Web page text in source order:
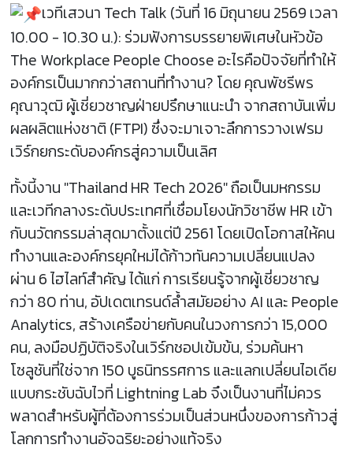
เวทีเสวนา Tech Talk (วันที่ 16 มิถุนายน 2569 เวลา
10.00 - 10.30 น.): ร่วมฟังการบรรยายพิเศษในหัวข้อ
The Workplace People Choose อะไรคือปัจจัยที่ทำให้
องค์กรเป็นมากกว่าสถานที่ทำงาน? โดย คุณพัชรีพร
คุณาวุฒิ ผู้เชี่ยวชาญฝ่ายปรึกษาแนะนำ จากสถาบันเพิ่ม
ผลผลิตแห่งชาติ (FTPI) ซึ่งจะมาเจาะลึกการวางเฟรม
เวิร์กยกระดับองค์กรสู่ความเป็นเลิศ
ทั้งนี้งาน "Thailand HR Tech 2026" ถือเป็นมหกรรม
และเวทีกลางระดับประเทศที่เชื่อมโยงนักวิชาชีพ HR เข้า
กับนวัตกรรมล่าสุดมาตั้งแต่ปี 2561 โดยเปิดโอกาสให้คน
ทำงานและองค์กรยุคใหม่ได้ก้าวทันความเปลี่ยนแปลง
ผ่าน 6 ไฮไลท์สำคัญ ได้แก่ การเรียนรู้จากผู้เชี่ยวชาญ
กว่า 80 ท่าน, อัปเดตเทรนด์ล้ำสมัยอย่าง AI และ People
Analytics, สร้างเครือข่ายกับคนในวงการกว่า 15,000
คน, ลงมือปฏิบัติจริงในเวิร์กชอปเข้มข้น, ร่วมค้นหา
โซลูชันที่ใช่จาก 150 บูธนิทรรศการ และแลกเปลี่ยนไอเดีย
แบบกระชับฉับไวที่ Lightning Lab จึงเป็นงานที่ไม่ควร
พลาดสำหรับผู้ที่ต้องการร่วมเป็นส่วนหนึ่งของการก้าวสู่
โลกการทำงานอัจฉริยะอย่างแท้จริง